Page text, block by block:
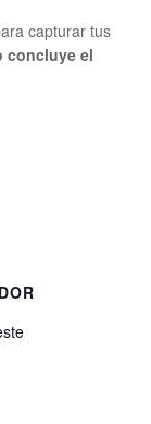
capturar tus
concluye el